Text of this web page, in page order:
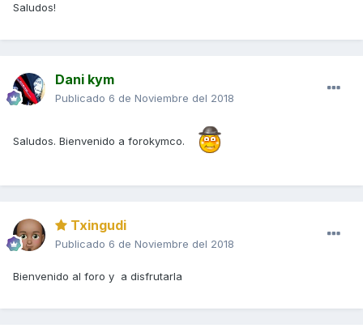
Saludos!
Dani kym
Publicado 6 de Noviembre del 2018
Saludos. Bienvenido a forokymco.
Txingudi
Publicado 6 de Noviembre del 2018
Bienvenido al foro y a disfrutarla